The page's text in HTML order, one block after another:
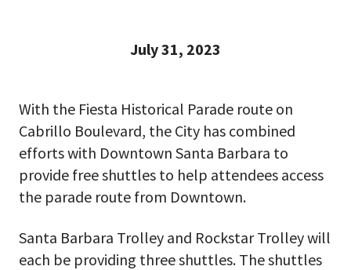
July 31, 2023
With the Fiesta Historical Parade route on
Cabrillo Boulevard, the City has combined
efforts with Downtown Santa Barbara to
provide free shuttles to help attendees access
the parade route from Downtown.
Santa Barbara Trolley and Rockstar Trolley will
each be providing three shuttles. The shuttles